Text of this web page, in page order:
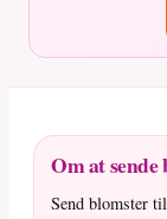
Om at
Send blomster